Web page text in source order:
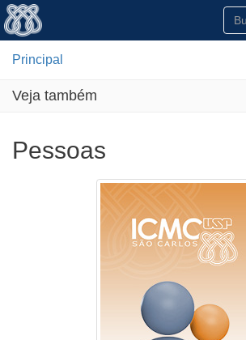
Principal
Veja também
Pessoas